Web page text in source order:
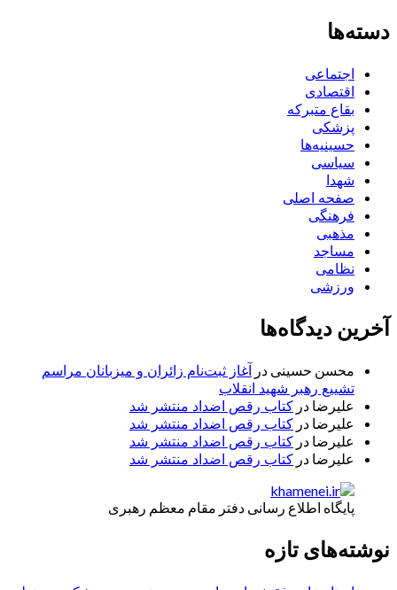
دسته‌ها
اجتماعی
اقتصادی
بقاع متبرکه
پزشکی
حسینیه‌ها
سیاسی
شهدا
صفحه اصلی
فرهنگی
مذهبی
مساجد
نظامی
ورزشی
آخرین دیدگاه‌ها
محسن حسینی در آغاز ثبت‌نام زائران و میزبانان مراسم
تشییع رهبر شهید انقلاب
علیرضا در کتاب رقص اضداد منتشر شد
علیرضا در کتاب رقص اضداد منتشر شد
علیرضا در کتاب رقص اضداد منتشر شد
علیرضا در کتاب رقص اضداد منتشر شد
پایگاه اطلاع رسانی دفتر مقام معظم رهبری
نوشته‌های تازه